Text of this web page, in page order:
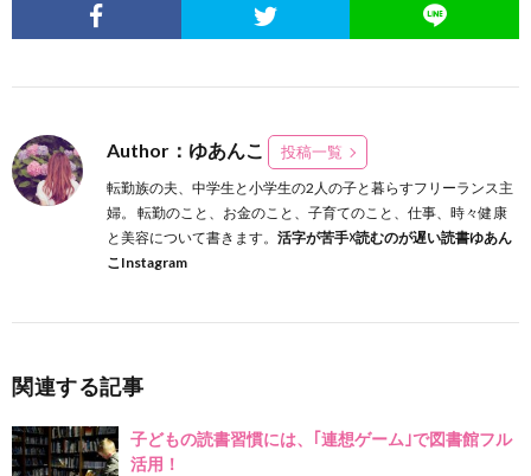
Author：ゆあんこ 投稿一覧
転勤族の夫、中学生と小学生の2人の子と暮らすフリーランス主
婦。 転勤のこと、お金のこと、子育てのこと、仕事、時々健康
と美容について書きます。 活字が苦手☓読むのが遅い読書ゆあん
こInstagram
関連する記事
子どもの読書習慣には、｢連想ゲーム｣で図書館フル
活用！